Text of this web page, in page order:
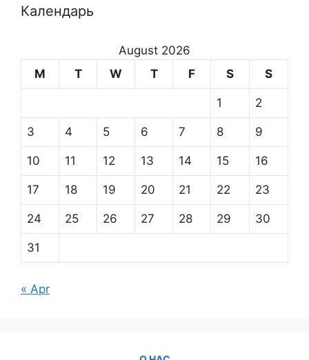
Календарь
August 2026
M
T W T F S S
1 2
3 4 5 6 7 8 9
10 11 12 13 14 15 16
17 18 19 20 21 22 23
24 25 26 27 28 29 30
31
« Apr